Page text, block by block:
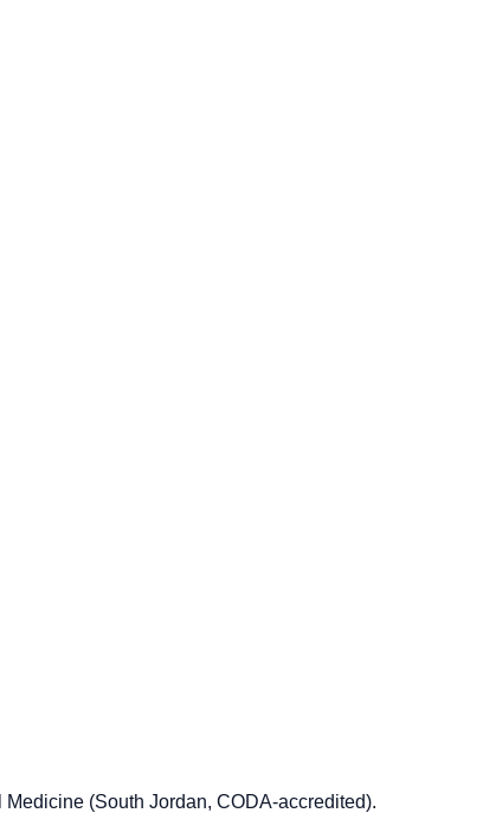
(South Jordan, CODA-accredited).